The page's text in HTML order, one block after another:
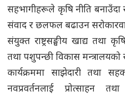
सहभागीहरूले कृषि नीति बनाउँदा
संवाद र छलफल बढाउन
संयुक्त राष्ट्रसङ्घीय खाद्य
तथा पशुपन्छी विकास
कार्यक्रममा साझेदारी तथा
नवप्रवर्तनलाई प्रोत्साहन